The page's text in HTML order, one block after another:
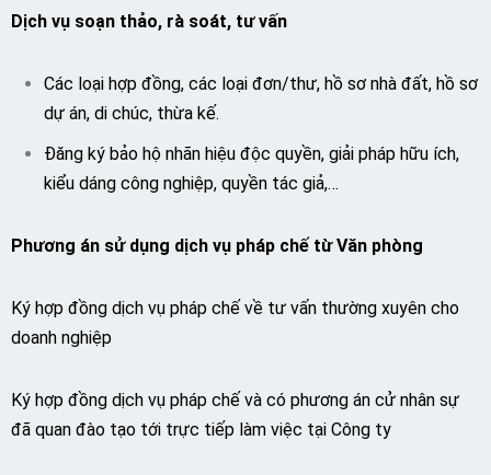
Dịch vụ soạn thảo, rà soát, tư vấn
Các loại hợp đồng, các loại đơn/thư, hồ sơ nhà đất, hồ sơ
dự án, di chúc, thừa kế.
Đăng ký bảo hộ nhãn hiệu độc quyền, giải pháp hữu ích,
kiểu dáng công nghiệp, quyền tác giả,…
Phương án sử dụng dịch vụ pháp chế từ Văn phòng
Ký hợp đồng dịch vụ pháp chế về tư vấn thường xuyên cho
doanh nghiệp
Ký hợp đồng dịch vụ pháp chế và có phương án cử nhân sự
đã quan đào tạo tới trực tiếp làm việc tại Công ty